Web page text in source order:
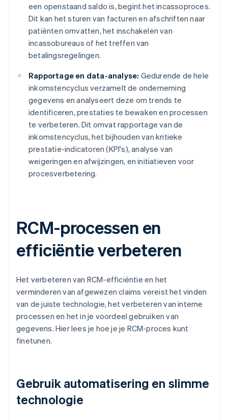
een openstaand saldo is, begint het incassoproces.
Dit kan het sturen van facturen en afschriften naar
patiënten omvatten, het inschakelen van
incassobureaus of het treffen van
betalingsregelingen.
Rapportage en data-analyse: Gedurende de hele
inkomstencyclus verzamelt de onderneming
gegevens en analyseert deze om trends te
identificeren, prestaties te bewaken en processen
te verbeteren. Dit omvat rapportage van de
inkomstencyclus, het bijhouden van kritieke
prestatie-indicatoren (KPI's), analyse van
weigeringen en afwijzingen, en initiatieven voor
procesverbetering.
RCM-processen en
efficiëntie verbeteren
Het verbeteren van RCM-efficiëntie en het
verminderen van afgewezen claims vereist het vinden
van de juiste technologie, het verbeteren van interne
processen en het in je voordeel gebruiken van
gegevens. Hier lees je hoe je je RCM-proces kunt
finetunen.
Gebruik automatisering en slimme
technologie